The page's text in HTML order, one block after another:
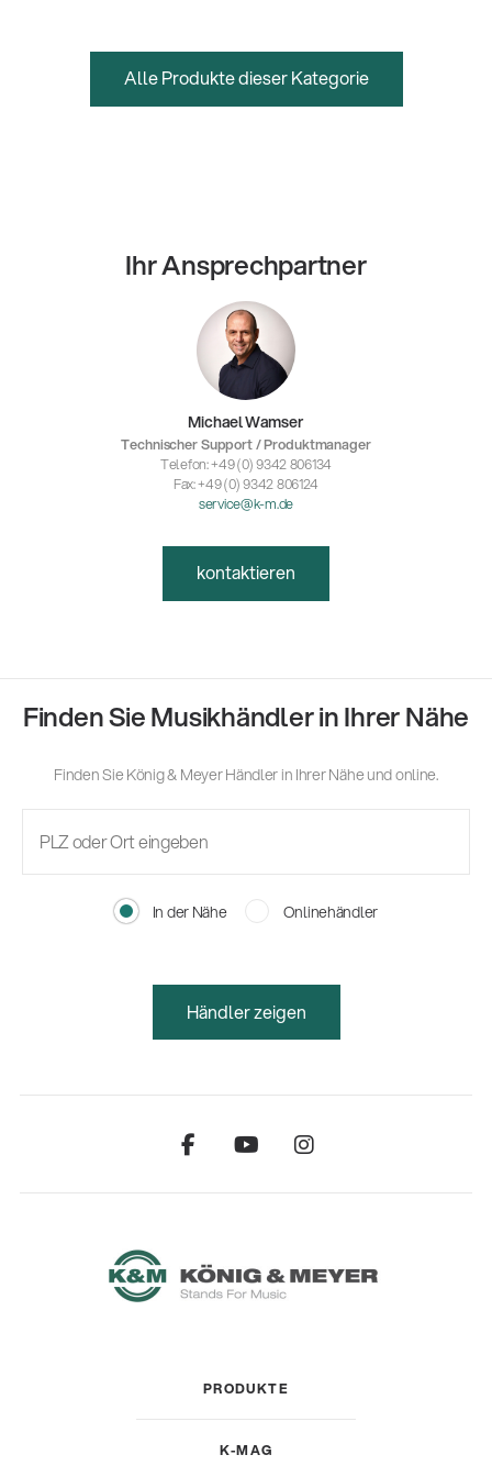
Alle Produkte dieser Kategorie
Ihr Ansprechpartner
Michael Wamser
Technischer Support / Produktmanager
Telefon: +49 (0) 9342 806134
Fax: +49 (0) 9342 806124
service@k-m.de
kontaktieren
Finden Sie Musikhändler in Ihrer Nähe
Finden Sie König & Meyer Händler in Ihrer Nähe und online.
In der Nähe Onlinehändler
Händler zeigen
PRODUKTE
K-MAG